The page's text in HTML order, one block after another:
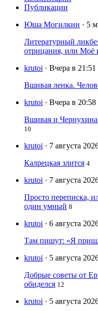
Публикации
Юша Могилкин · 5
Литературный
отрицания, или Моё
krutoi · Вчера в 21:51
Вшивая ленка.
krutoi · Вчера в 20:58
Вшивая и
10
krutoi · 7 августа
Калрецкая злится 4
krutoi · 7 августа
Просто переписка,
один умный 8
krutoi · 6 августа
Там пишут: «Я
krutoi · 5 августа
Добрые советы от
обиделся 12
krutoi · 5 августа